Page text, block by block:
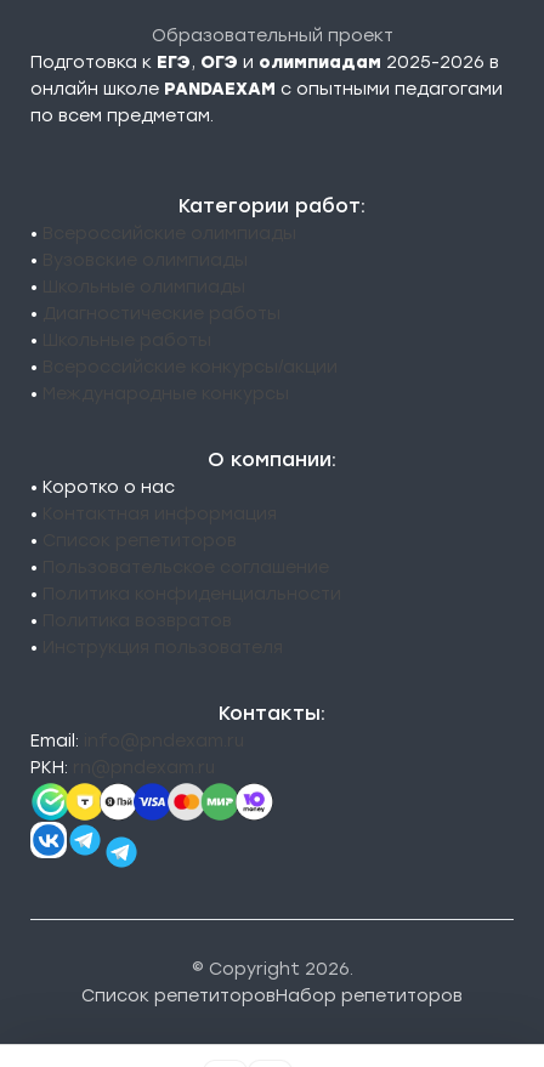
Образовательный проект
Подготовка к ЕГЭ, ОГЭ и олимпиадам 2025-2026 в
онлайн школе PANDAEXAM c опытными педагогами
по всем предметам.
Категории работ:
•
•
•
•
•
•
•
О компании:
• Коротко о нас
•
•
•
•
•
•
Контакты:
Email:
РКН:
© Copyright 2026.
Список репетиторовНабор репетиторов